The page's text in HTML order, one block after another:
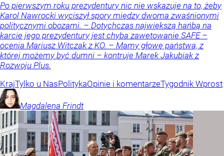
Po pierwszym roku prezydentury nic nie wskazuje na to, żeby
Karol Nawrocki wyciszył spory między dwoma zwaśnionymi
politycznymi obozami. – Dotychczas największą hańbą na
karcie jego prezydentury jest chyba zawetowanie SAFE –
ocenia Mariusz Witczak z KO. – Mamy głowę państwa, z
której możemy być dumni – kontruje Marek Jakubiak z
Rozwoju Plus.
KrajTylko u NasPolitykaOpinie i komentarzeTygodnik Wprost
Magdalena Frindt